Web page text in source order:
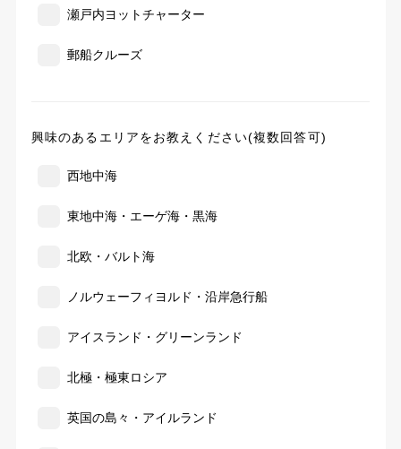
瀬戸内ヨットチャーター
郵船クルーズ
興味のあるエリアをお教えください(複数回答可)
西地中海
東地中海・エーゲ海・黒海
北欧・バルト海
ノルウェーフィヨルド・沿岸急行船
アイスランド・グリーンランド
北極・極東ロシア
英国の島々・アイルランド